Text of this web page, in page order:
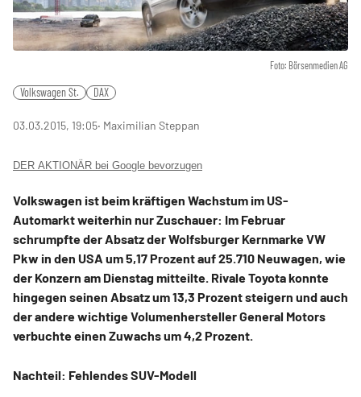
Foto: Börsenmedien AG
Volkswagen St. DAX
03.03.2015, 19:05‧ Maximilian Steppan
DER AKTIONÄR bei Google bevorzugen
Volkswagen ist beim kräftigen Wachstum im US-
Automarkt weiterhin nur Zuschauer: Im Februar
schrumpfte der Absatz der Wolfsburger Kernmarke VW
Pkw in den USA um 5,17 Prozent auf 25.710 Neuwagen, wie
der Konzern am Dienstag mitteilte. Rivale Toyota konnte
hingegen seinen Absatz um 13,3 Prozent steigern und auch
der andere wichtige Volumenhersteller General Motors
verbuchte einen Zuwachs um 4,2 Prozent.
Nachteil: Fehlendes SUV-Modell